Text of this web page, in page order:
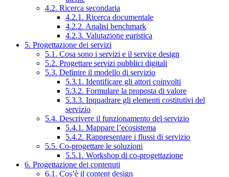
4.2. Ricerca secondaria
4.2.1. Ricerca documentale
4.2.2. Analisi benchmark
4.2.3. Valutazione euristica
5. Progettazione dei servizi
5.1. Cosa sono i servizi e il service design
5.2. Progettare servizi pubblici digitali
5.3. Definire il modello di servizio
5.3.1. Identificare gli attori coinvolti
5.3.2. Formulare la proposta di valore
5.3.3. Inquadrare gli elementi costitutivi del
servizio
5.4. Descrivere il funzionamento del servizio
5.4.1. Mappare l’ecosistema
5.4.2. Rappresentare i flussi di servizio
5.5. Co-progettare le soluzioni
5.5.1. Workshop di co-progettazione
6. Progettazione dei contenuti
6.1. Cos’è il content design